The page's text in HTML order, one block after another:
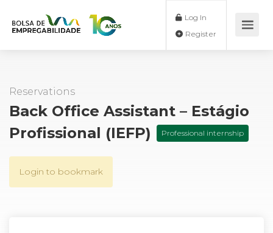
Log In
Reservations
Back Office Assistant – Estágio
Profissional (IEFP)
Professional internship
Login to bookmark